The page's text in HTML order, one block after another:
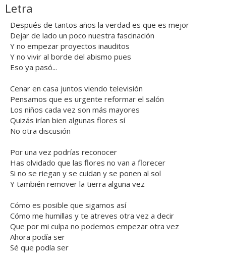
Letra
Después de tantos años la verdad es que es mejor
Dejar de lado un poco nuestra fascinación
Y no empezar proyectos inauditos
Y no vivir al borde del abismo pues
Eso ya pasó...
Cenar en casa juntos viendo televisión
Pensamos que es urgente reformar el salón
Los niños cada vez son más mayores
Quizás irían bien algunas flores sí
No otra discusión
Por una vez podrías reconocer
Has olvidado que las flores no van a florecer
Si no se riegan y se cuidan y se ponen al sol
Y también remover la tierra alguna vez
Cómo es posible que sigamos así
Cómo me humillas y te atreves otra vez a decir
Que por mi culpa no podemos empezar otra vez
Ahora podía ser
Sé que podía ser